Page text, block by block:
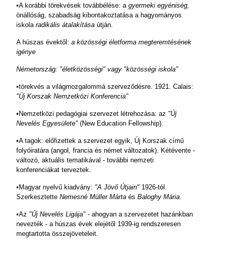
•A korábbi törekvések továbbélése: a gyermeki egyéniség,
önállóság, szabadság kibontakoztatása a hagyományos
iskola radikális átalakítása útján.
A húszas évektől: a közösségi életforma megteremtésének
igénye
Németország: "életközösségi" vagy "közösségi iskola"
•törekvés a világmozgalommá szerveződésre. 1921. Calais:
"Új Korszak Nemzetközi Konferencia"
•Nemzetközi pedagógiai szervezet létrehozása: az "Új
Nevelés Egyesülete" (New Education Fellowship).
•A tagok: előfizettek a szervezet egyik, Új Korszak című
folyóiratára (angol , francia és német változatok). Kétévente -
változó, aktuális tematikával - további nemzeti
konferenciákat terveztek.
•Magyar nyelvű kiadvány: "A Jövő Útjain" 1926-tól.
Szerkesztette Nemesné Müller Márta és Baloghy Mária.
•Az "Új Nevelés Ligája" - ahogyan a szervezetet hazánkban
nevezték - a húszas évek elejétől 1939-ig rendszeresen
megtartotta összejöveteleit.